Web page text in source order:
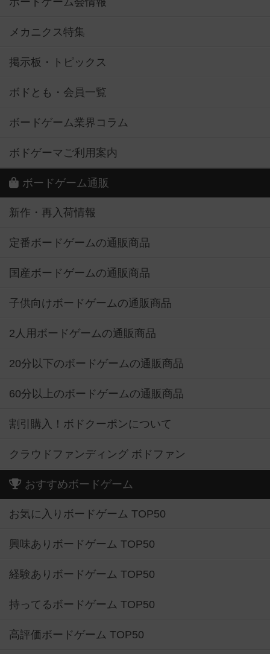
メカニクス特集
掲示板・トピックス
ボドとも・会員一覧
ボードゲーム業界コラム
ボドゲーマご利用案内
ボードゲーム通販
新作・再入荷情報
定番ボードゲームの通販商品
国産ボードゲームの通販商品
子供向けボードゲームの通販商品
2人用ボードゲームの通販商品
20分以下のボードゲームの通販商品
60分以上のボードゲームの通販商品
割引購入！ボドクーポンについて
クラウドファンディング ボドファン
おすすめボードゲーム
お気に入りボードゲーム TOP50
興味ありボードゲーム TOP50
経験ありボードゲーム TOP50
持ってるボードゲーム TOP50
高評価ボードゲーム TOP50